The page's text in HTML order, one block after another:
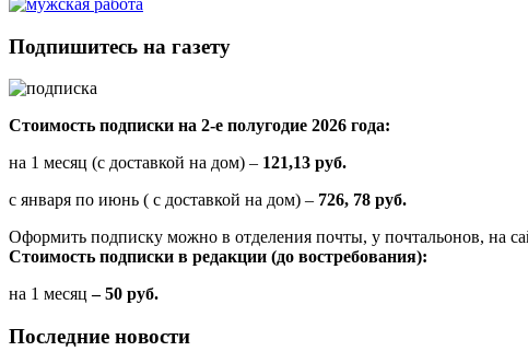
Подпишитесь на газету
Стоимость подписки на 2-е полугодие 2026 года:
на 1 месяц (с доставкой на дом) – 121,13 руб.
с января по июнь ( с доставкой на дом) – 726, 78 руб.
Оформить подписку можно в отделения почты, у почтальонов, на
Стоимость подписки в редакции (до востребования):
на 1 месяц – 50 руб.
Последние новости